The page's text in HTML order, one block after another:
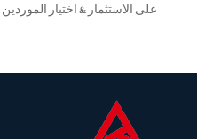
على الاستثمار & اختيار الموردين